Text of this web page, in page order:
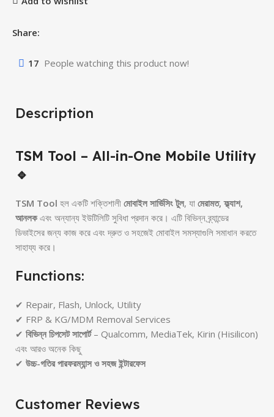
Share:
17 People watching this product now!
Description
TSM Tool – All-in-One Mobile Utility
🔹
TSM Tool হল একটি শক্তিশালী মোবাইল সার্ভিসিং টুল, যা মেরামত, ফ্ল্যাশ,
আনলক এবং অন্যান্য ইউটিলিটি সুবিধা প্রদান করে। এটি বিভিন্ন ব্র্যান্ডের
ডিভাইসের জন্য কাজ করে এবং দ্রুত ও সহজেই মোবাইল সমস্যাগুলি সমাধান করতে
সাহায্য করে।
Functions:
✔ Repair, Flash, Unlock, Utility
✔ FRP & KG/MDM Removal Services
✔ বিভিন্ন চিপসেট সাপোর্ট– Qualcomm, MediaTek, Kirin (Hisilicon)
এবং আরও অনেক কিছু
✔ উচ্চ-গতির পারফরম্যান্স ও সহজ ইন্টারফেস
Customer Reviews